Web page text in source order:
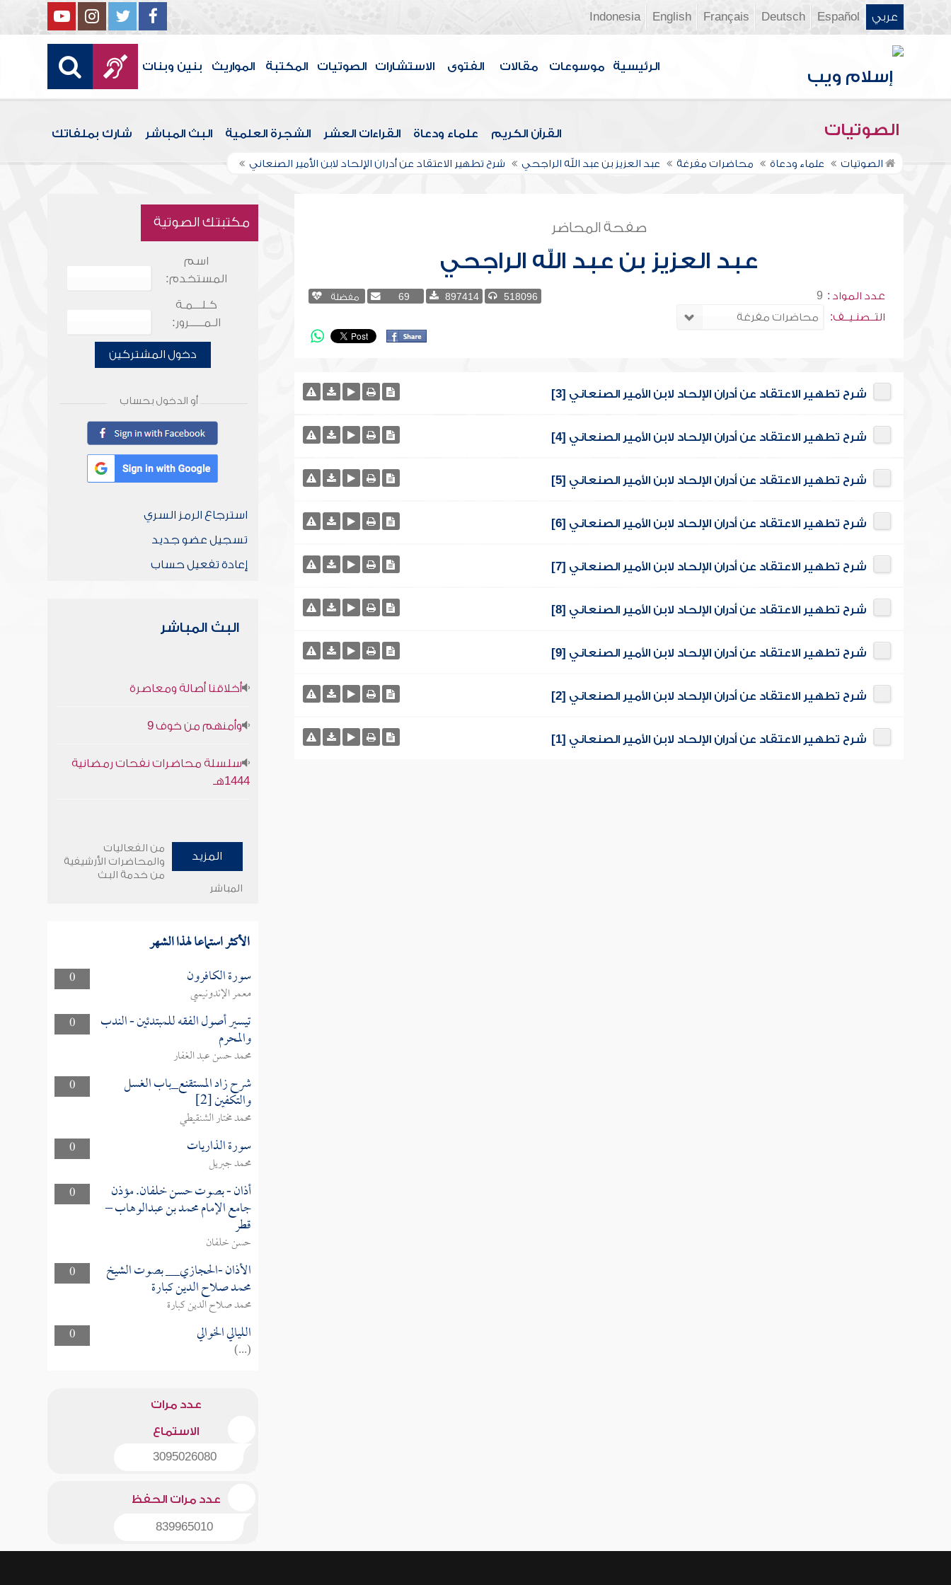
عربي Español
Deutsch
Français
English
Indonesia
الرئيسية موسوعات مقالات الفتوى الاستشارات الصوتيات المكتبة المواريث بنين وبنات
الصوتيات القرآن الكريم علماء ودعاة القراءات العشر الشجرة العلمية البث المباشر شارك بملفاتك
الصوتيات علماء ودعاة محاضرات مفرغة عبد العزيز بن عبد الله الراجحي شرح تطهير الاعتقاد عن أدران الإلحاد لابن الأمير الصنعاني
صفحة المحاضر
عبد العزيز بن عبد الله الراجحي
عدد المواد : 9
التــصنـيــف:
518096
897414
69 مفضلة
شرح تطهير الاعتقاد عن أدران الإلحاد لابن الأمير الصنعاني [3]
شرح تطهير الاعتقاد عن أدران الإلحاد لابن الأمير الصنعاني [4]
شرح تطهير الاعتقاد عن أدران الإلحاد لابن الأمير الصنعاني [5]
شرح تطهير الاعتقاد عن أدران الإلحاد لابن الأمير الصنعاني [6]
شرح تطهير الاعتقاد عن أدران الإلحاد لابن الأمير الصنعاني [7]
شرح تطهير الاعتقاد عن أدران الإلحاد لابن الأمير الصنعاني [8]
شرح تطهير الاعتقاد عن أدران الإلحاد لابن الأمير الصنعاني [9]
شرح تطهير الاعتقاد عن أدران الإلحاد لابن الأمير الصنعاني [2]
شرح تطهير الاعتقاد عن أدران الإلحاد لابن الأمير الصنعاني [1]
مكتبتك الصوتية
اسم
المستخدم:
كـلـــمـة
الـمـــــرور:
دخول المشتركين
أو الدخول بحساب
استرجاع الرمز السري
تسجيل عضو جديد
إعادة تفعيل حساب
البث المباشر
أخلاقنا أصالة ومعاصرة
وأمنهم من خوف 9
سلسلة محاضرات نفحات رمضانية
1444هـ
المزيد
من الفعاليات
والمحاضرات الأرشيفية
من خدمة البث
المباشر
الأكثر استماعا لهذا الشهر
0 سورة الكافرون
معمر الإندونيسي
0
تيسير أصول الفقه للمبتدئين - الندب
والمحرم
محمد حسن عبد الغفار
0
شرح زاد المستقنع_باب الغسل
والتكفين [2]
محمد مختار الشنقيطي
0
سورة الذاريات
محمد جبريل
0
أذان - بصوت حسن خلفان. مؤذن
جامع الإمام محمد بن عبدالوهاب –
قطر
حسن خلفان
0
الأذان -الحجازي__ بصوت الشيخ
محمد صلاح الدين كبارة
محمد صلاح الدين كبارة
0
الليالي الخوالي
(...)
عدد مرات
الاستماع
3095026080
عدد مرات الحفظ
839965010